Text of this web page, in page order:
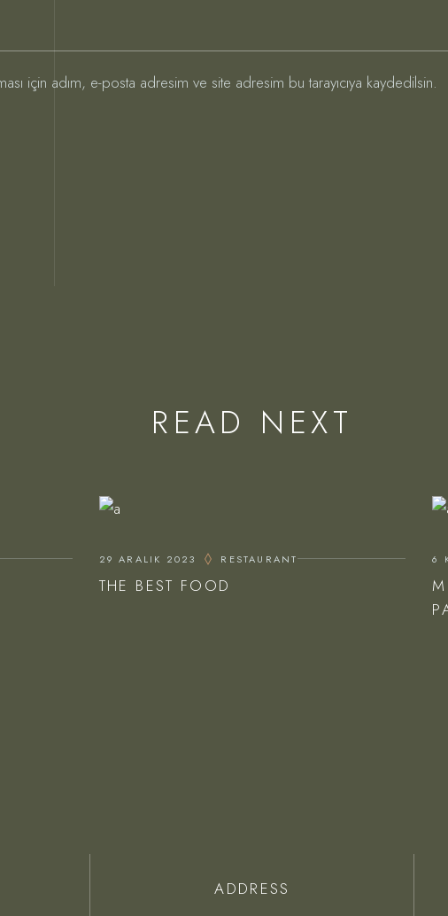
için adım, e-posta adresim ve site adresim bu tarayıcıya kaydedilsin.
READ NEXT
29 ARALIK 2023 RESTAURANT
THE BEST FOOD
6
ADDRESS